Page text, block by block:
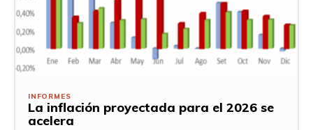
INFORMES
La inflación proyectada para el 2026 se
acelera